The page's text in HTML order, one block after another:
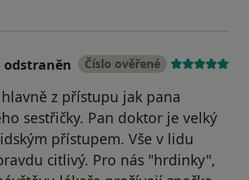
odstraněn Číslo ověřené
hlavně z přístupu jak pana
sestřičky. Pan doktor je velký
přístupem. Vše v lidu
citlivý. Pro nás "hrdinky",